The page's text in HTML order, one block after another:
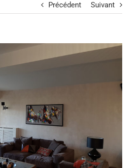
Précédent Suivant